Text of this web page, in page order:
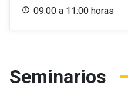
09:00 a 11:00 horas
Seminarios